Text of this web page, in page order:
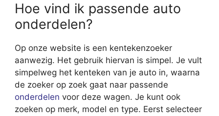
Hoe vind ik passende auto
onderdelen?
Op onze website is een kentekenzoeker
aanwezig. Het gebruik hiervan is simpel. Je vult
simpelweg het kenteken van je auto in, waarna
de zoeker op zoek gaat naar passende
onderdelen voor deze wagen. Je kunt ook
zoeken op merk, model en type. Eerst selecteer